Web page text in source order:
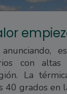
con altas
La
40 grados en